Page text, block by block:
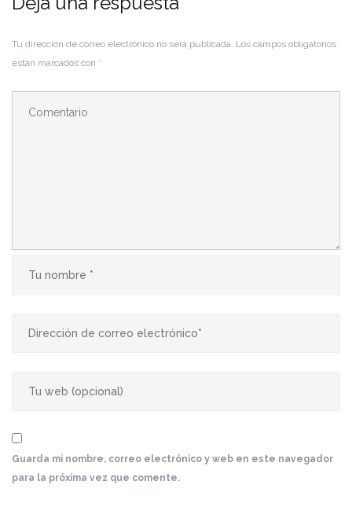
Tu dirección de correo electrónico no será publicada. Los campos obligatorios
están marcados con *
Guarda mi nombre, correo electrónico y web en este navegador
para la próxima vez que comente.